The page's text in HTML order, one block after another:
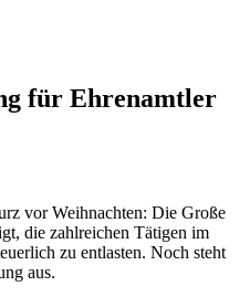
für Ehrenamtler
vor Weihnachten: Die Große
die zahlreichen Tätigen im
zu entlasten. Noch steht
aus.